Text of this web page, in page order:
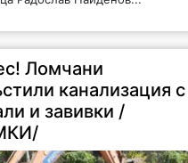
Ломчани
канализация с
и завивки /